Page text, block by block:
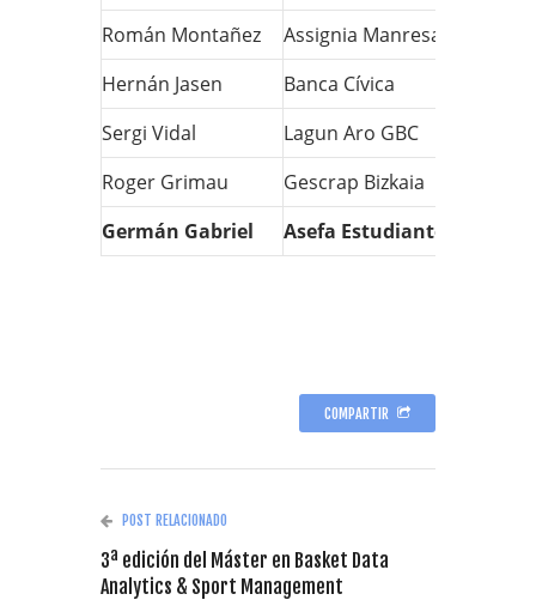
Román Montañez
Assignia Manresa
Hernán Jasen
Banca Cívica
Sergi Vidal
Lagun Aro GBC
Roger Grimau
Gescrap Bizkaia
Germán Gabriel
Asefa Estudiantes
COMPARTIR
POST RELACIONADO
3ª edición del Máster en Basket Data
Analytics & Sport Management